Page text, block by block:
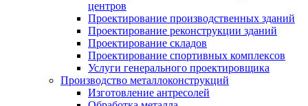
центров
Проектирование производственных зданий
Проектирование реконструкции зданий
Проектирование складов
Проектирование спортивных комплексов
Услуги генерального проектировщика
Производство металлоконструкций
Изготовление антресолей